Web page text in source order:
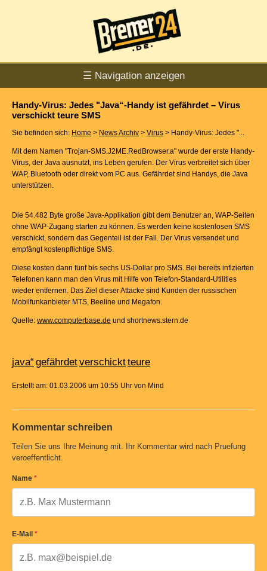
☰ Navigation anzeigen
Handy-Virus: Jedes "Java“-Handy ist gefährdet – Virus
verschickt teure SMS
Sie befinden sich: Home > News Archiv > Virus > Handy-Virus: Jedes "...
Mit dem Namen "Trojan-SMS.J2ME.RedBrowser.a" wurde der erste Handy-
Virus, der Java ausnutzt, ins Leben gerufen. Der Virus verbreitet sich über
WAP, Bluetooth oder direkt vom PC aus. Gefährdet sind Handys, die Java
unterstützen.
Die 54.482 Byte große Java-Applikation gibt dem Benutzer an, WAP-Seiten
ohne WAP-Zugang starten zu können. Es werden keine kostenlosen SMS
verschickt, sondern das Gegenteil ist der Fall. Der Virus versendet und
empfängt kostenpflichtige SMS.
Diese kosten dann fünf bis sechs US-Dollar pro SMS. Bei bereits infizierten
Telefonen kann man den Virus mit Hilfe von Telefon-Standard-Utilities
wieder entfernen. Das Ziel dieser Attacke sind Kunden der russischen
Mobilfunkanbieter MTS, Beeline und Megafon.
Quelle: www.computerbase.de und shortnews.stern.de
java“ gefährdetverschicktteure
Erstellt am: 01.03.2006 um 10:55 Uhr von Mind
Kommentar schreiben
Teilen Sie uns Ihre Meinung mit. Ihr Kommentar wird nach Pruefung
veroeffentlicht.
Name *
E-Mail *